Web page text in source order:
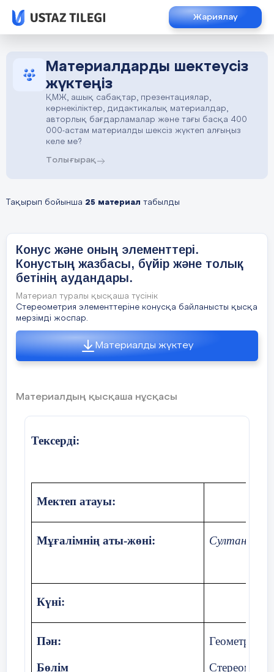
Жариялау
Материалдарды шектеусіз
жүктеңіз
ҚМЖ, ашық сабақтар, презентациялар,
көрнекіліктер, дидактикалық материалдар,
авторлық бағдарламалар және тағы басқа 400
000-астам материалды шексіз жүктеп алғыңыз
келе ме?
Толығырақ
Тақырып бойынша 25 материал табылды
Конус және оның элементтері.
Конустың жазбасы, бүйір және толық
бетінің аудандары.
Материал туралы қысқаша түсінік
Стереометрия элементтеріне конусқа байланысты қысқа
мерзімді жоспар.
Материалды жүктеу
Материалдың қысқаша нұсқасы
Тексерді:
Мектеп атауы:
Мұғалімнің аты-жөні:
Күні:
Пән:
Бөлім
Геометрия